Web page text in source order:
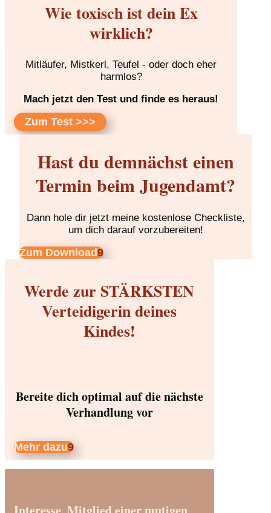
Wie toxisch ist dein Ex
wirklich?
Mitläufer, Mistkerl, Teufel - oder doch eher
harmlos?
Mach jetzt den Test und finde es heraus!
Zum Test >>>
Hast du demnächst einen
Termin beim Jugendamt?
Dann hole dir jetzt meine kostenlose Checkliste,
um dich darauf vorzubereiten!
Zum Download
Werde zur STÄRKSTEN
Verteidigerin deines
Kindes!
Bereite dich optimal auf die nächste
Verhandlung vor
Mehr dazu